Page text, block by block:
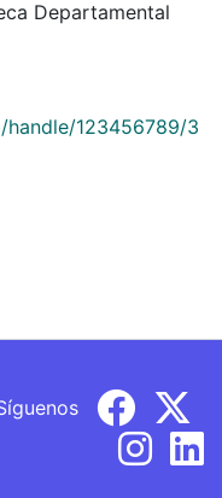
Departamental
handle/123456789/3